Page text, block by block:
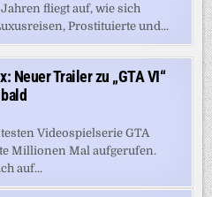
fliegt auf, wie sich
Prostituierte und...
Neuer Trailer zu „GTA VI“
Videospielserie GTA
Millionen Mal aufgerufen.
auf...